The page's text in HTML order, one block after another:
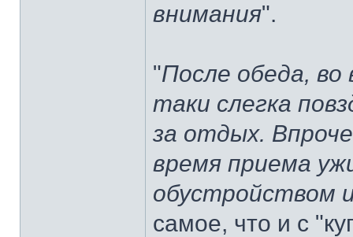
внимания".
"После обеда,
таки слегка
за отдых.
время приема
обустройством
самое, что и с